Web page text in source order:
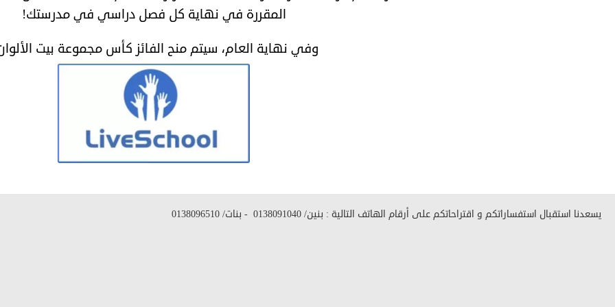
المقررة في نهاية كل فصل دراسي في مدرستك!
وفي نهاية العام، سيتم منح الفائز كأس مجموعة بيت
يسعدنا استقبال استفساراتكم و اقتراحاتكم على أرقام الهاتف التالية : بنين/ 0138091040 - بنات/ 0138096510